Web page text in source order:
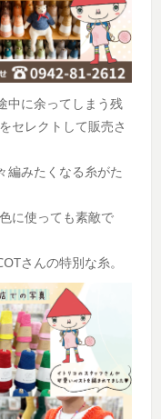
中に余ってしまう残
セレクトして販売さ
編みたくなる糸がた
に使っても素敵で
さんの特別な糸。